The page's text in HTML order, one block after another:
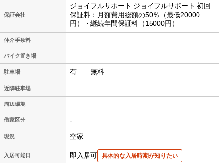
保証会社
ジョイフルサポート ジョイフルサポート 初回
保証料：月額費用総額の50％（最低20000
円）・継続年間保証料（15000円）
仲介手数料
バイク置き場
駐車場 有 無料
近隣駐車場
周辺環境
借家区分 -
現況 空家
入居可能日 即入居可 具体的な入居時期が知りたい